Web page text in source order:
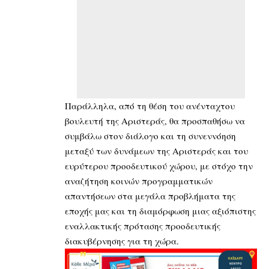
Παράλληλα, από τη θέση του ανένταχτου
βουλευτή της Αριστεράς, θα προσπαθήσω να
συμβάλω στον διάλογο και τη συνεννόηση
μεταξύ των δυνάμεων της Αριστεράς και του
ευρύτερου προοδευτικού χώρου, με στόχο την
αναζήτηση κοινών προγραμματικών
απαντήσεων στα μεγάλα προβλήματα της
εποχής μας και τη διαμόρφωση μιας αξιόπιστης
εναλλακτικής πρότασης προοδευτικής
διακυβέρνησης για τη χώρα.